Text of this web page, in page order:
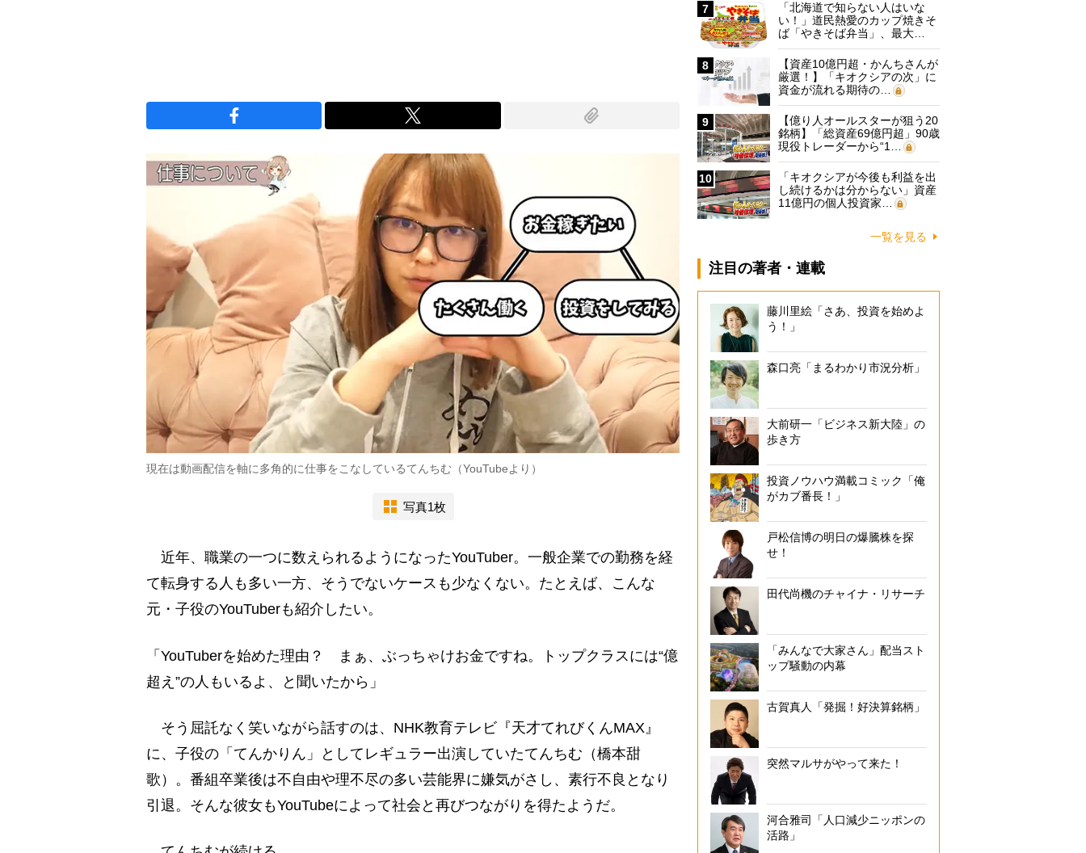
現在は動画配信を軸に多角的に仕事をこなしているてんちむ（YouTubeより）
写真1枚
近年、職業の一つに数えられるようになったYouTuber。一般企業での勤務を経
て転身する人も多い一方、そうでないケースも少なくない。たとえば、こんな
元・子役のYouTuberも紹介したい。
「YouTuberを始めた理由？ まぁ、ぶっちゃけお金ですね。トップクラスには“億
超え”の人もいるよ、と聞いたから」
そう屈託なく笑いながら話すのは、NHK教育テレビ『天才てれびくんMAX』
に、子役の「てんかりん」としてレギュラー出演していたてんちむ（橋本甜
歌）。番組卒業後は不自由や理不尽の多い芸能界に嫌気がさし、素行不良となり
引退。そんな彼女もYouTubeによって社会と再びつながりを得たようだ。
7
「北海道で知らない人はいな
い！」道民熱愛のカップ焼きそ
ば「やきそば弁当」、最大…
8
【資産10億円超・かんちさんが
厳選！】「キオクシアの次」に
資金が流れる期待の…
9
【億り人オールスターが狙う20
銘柄】「総資産69億円超」90歳
現役トレーダーから“1…
10
「キオクシアが今後も利益を出
し続けるかは分からない」資産
11億円の個人投資家…
一覧を見る
注目の著者・連載
藤川里絵「さあ、投資を始めよ
う！」
森口亮「まるわかり市況分析」
大前研一「ビジネス新大陸」の
歩き方
投資ノウハウ満載コミック「俺
がカブ番長！」
戸松信博の明日の爆騰株を探
せ！
田代尚機のチャイナ・リサーチ
「みんなで大家さん」配当スト
ップ騒動の内幕
古賀真人「発掘！好決算銘柄」
突然マルサがやって来た！
河合雅司「人口減少ニッポンの
活路」